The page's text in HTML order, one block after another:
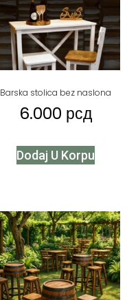
Barska stolica bez naslona
6.000 рсд
Dodaj U Korpu